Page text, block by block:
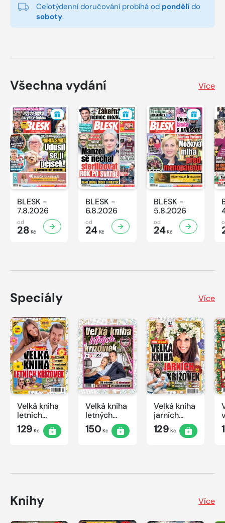
Celotýdenní doručování probíhá od pondělí do
soboty.
Všechna vydání Více
BLESK -
7.8.2026
od
28 Kč
BLESK -
6.8.2026
od
24Kč
BLESK -
5.8.2026
od
24Kč
Speciály Více
Velká kniha
letních
křížovek
2026
129 Kč
Velká kniha
letných
krížoviek s
TV JOJ
150Kč
Velká kniha
jarních
křížovek
2026
129 Kč
Knihy Více